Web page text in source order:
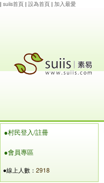
| suiis首頁 | 設為首頁 | 加入最愛
●村民登入/註冊
●會員專區
●線上人數： 2918